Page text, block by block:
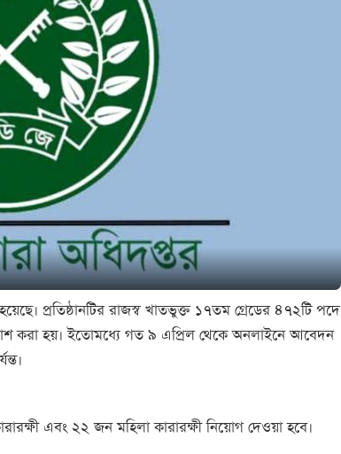
প্রতিষ্ঠানটির রাজস্ব খাতভুক্ত ১৭তম গ্রেডের ৪৭২টি পদে
করা হয়। ইতোমধ্যে গত ৯ এপ্রিল থেকে অনলাইনে আবেদন
এবং ২২ জন মহিলা কারারক্ষী নিয়োগ দেওয়া হবে।